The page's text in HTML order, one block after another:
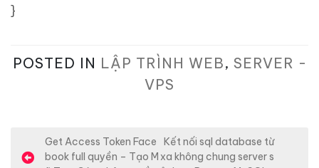
}
POSTED IN LẬP TRÌNH WEB, SERVER -
VPS
Get Access Token Face
book full quyền – Tạo M
Kết nối sql database từ
xa không chung server s